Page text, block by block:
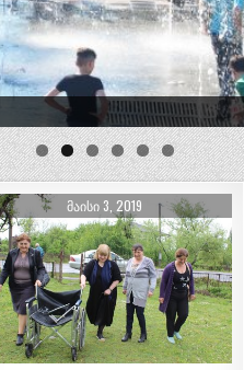
ᲛᲐᲘᲡᲘ 3, 2019